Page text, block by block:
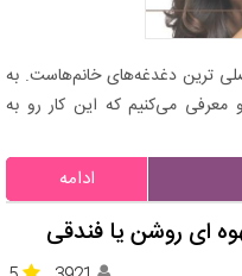
ترین دغدغه‌های خانم‌هاست. به
می‌کنیم که این کار رو به
ادامه
ای روشن یا فندقی